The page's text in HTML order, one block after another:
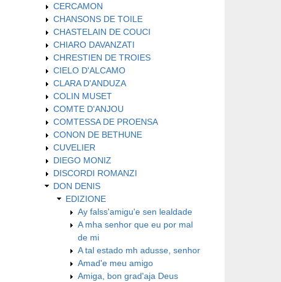
CERCAMON
CHANSONS DE TOILE
CHASTELAIN DE COUCI
CHIARO DAVANZATI
CHRESTIEN DE TROIES
CIELO D'ALCAMO
CLARA D'ANDUZA
COLIN MUSET
COMTE D'ANJOU
COMTESSA DE PROENSA
CONON DE BETHUNE
CUVELIER
DIEGO MONIZ
DISCORDI ROMANZI
DON DENIS
EDIZIONE
Ay falss'amigu'e sen lealdade
A mha senhor que eu por mal
de mi
A tal estado mh adusse, senhor
Amad'e meu amigo
Amiga, bon grad'aja Deus